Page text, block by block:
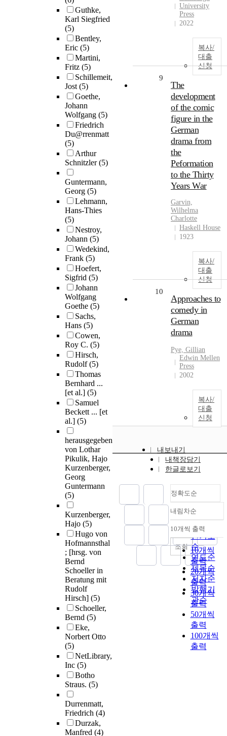
Guthke,
Karl Siegfried
(5)
Bentley,
Eric (5)
Martini,
Fritz (5)
Schillemeit,
Jost(5)
Goethe,
Johann
Wolfgang (5)
Friedrich
Du@rrenmatt
(5)
Arthur
Schnitzler(5)
Guntermann,
Georg (5)
Lehmann,
Hans-Thies
(5)
Nestroy,
Johann (5)
Wedekind,
Frank (5)
Hoefert,
Sigfrid (5)
Johann
Wolfgang
Goethe (5)
Sachs,
Hans (5)
Cowen,
Roy C. (5)
Hirsch,
Rudolf(5)
Thomas
Bernhard ...
[et al.] (5)
Samuel
Beckett ... [et
al.] (5)
herausgegeben
von Lothar
Pikulik, Hajo
Kurzenberger,
Georg
Guntermann
(5)
Kurzenberger,
Hajo (5)
Hugo von
Hofmannsthal
; [hrsg. von
Bernd
Schoeller in
Beratung mit
Rudolf
Hirsch] (5)
Schoeller,
Bernd (5)
Eke,
Norbert Otto
(5)
NetLibrary,
Inc (5)
Botho
Straus. (5)
Durrenmatt,
Friedrich (4)
Durzak,
Manfred (4)
University
Press
2022
복사/
대출
신청
9
The
development
of the comic
figure in the
German
drama from
the
Peformation
to the Thirty
Years War
Garvin,
Wilhelma
Charlotte
Haskell House
1923
복사/
대출
신청
10
Approaches to
comedy in
German
drama
Pye, Gillian
Edwin Mellen
Press
2002
복사/
대출
신청
내보내기
내책장담기
한글로보기
정확도순
정확도
순
인기도
순
연도순
제목순
저자순
발행기
관순
내림차순
내림차순
10개씩 출력
10개씩
출력
20개씩
출력
30개씩
출력
50개씩
출력
100개씩
출력
조회